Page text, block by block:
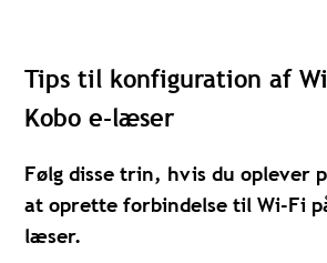
Tips til konfiguration af
Kobo e-læser
Følg disse trin, hvis du oplever
at oprette forbindelse til Wi-Fi
læser.